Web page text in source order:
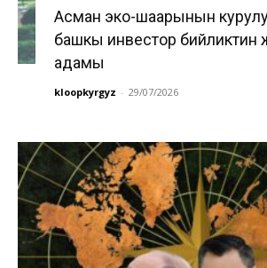
Асман эко-шаарынын
башкы инвестор бийликтин
адамы
kloopkyrgyz - 29/07/2026